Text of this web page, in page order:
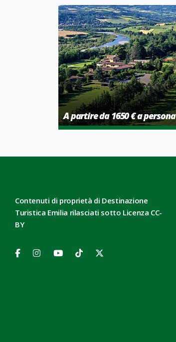
A partire da 1650 € a persona
Contenuti di proprietà di Destinazione
Turistica Emilia rilasciati sotto Licenza CC-
BY